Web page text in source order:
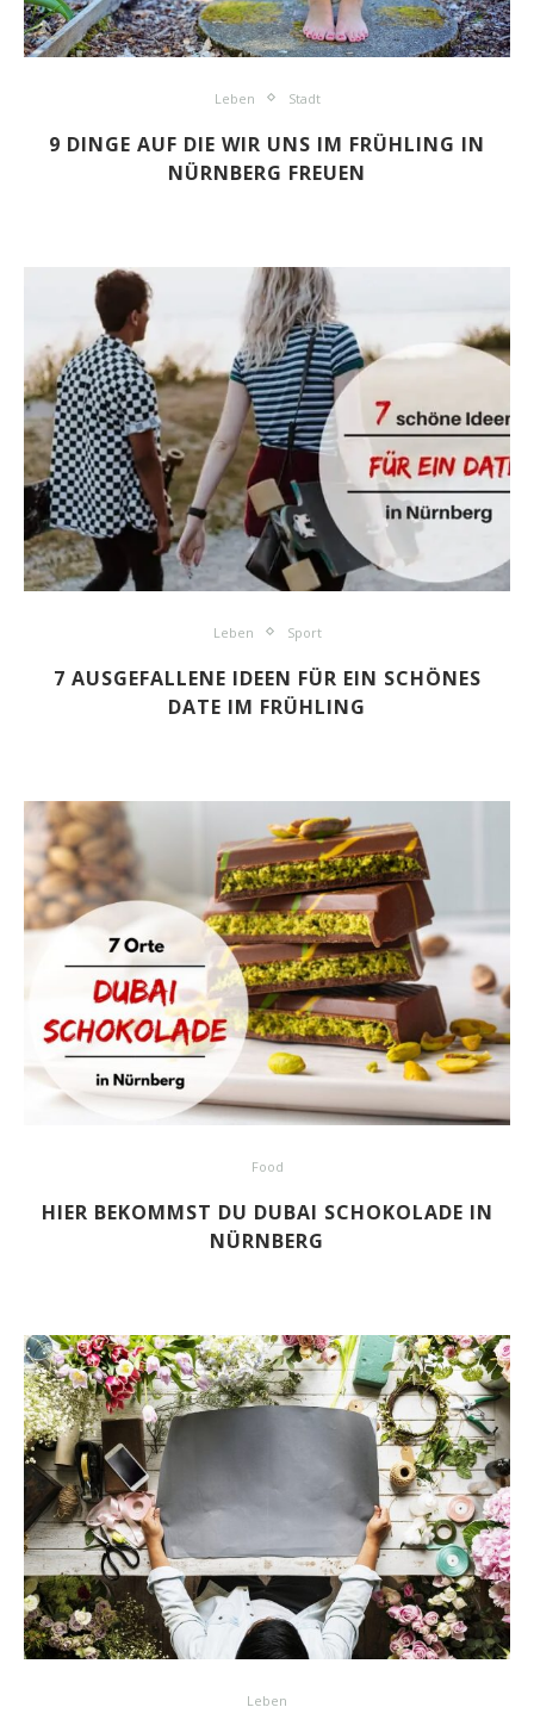
Leben Stadt
9 DINGE AUF DIE WIR UNS IM FRÜHLING IN
NÜRNBERG FREUEN
Leben Sport
7 AUSGEFALLENE IDEEN FÜR EIN SCHÖNES
DATE IM FRÜHLING
Food
HIER BEKOMMST DU DUBAI SCHOKOLADE IN
NÜRNBERG
Leben